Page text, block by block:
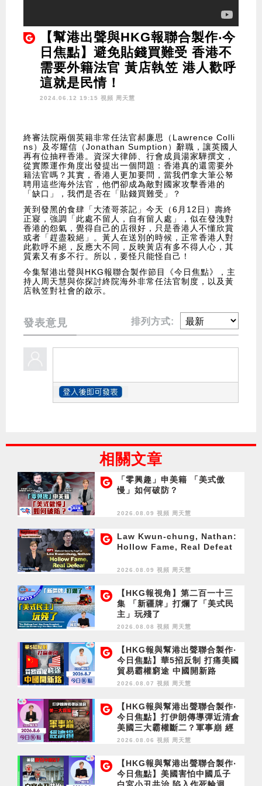
【幫港出聲與HKG報聯合製作‧今
日焦點】避免貼錢買難受 香港不
需要外籍法官 黃店執笠 港人歡呼
這就是民情！
2024.06.12 19:15 視頻 周天慧
終審法院兩個英籍非常任法官郝廉思（Lawrence Colli
ns）及岑耀信（Jonathan Sumption）辭職，讓英國人
再有位抽秤香港。資深大律師、行會成員湯家驊撰文，
從實際運作角度出發提出一個問題：香港真的還需要外
籍法官嗎？其實，香港人更加要問，當我們拿大筆公帑
聘用這些海外法官，他們卻成為敵對國家攻擊香港的
「缺口」，我們是否在「貼錢買難受」？
黃到發黑的食肆「大渣哥茶記」今天（6月12日）壽終
正寢，強調「此處不留人，自有留人處」，似在發洩對
香港的怨氣，覺得自己的店很好，只是香港人不懂欣賞
或者「趕盡殺絕」。黃人在送別的時候，正常香港人對
此歡呼不絕，反應大不同，反映黃店有多不得人心，其
質素又有多不行。所以，要怪只能怪自己！
今集幫港出聲與HKG報聯合製作節目《今日焦點》，主
持人周天慧與你探討終院海外非常任法官制度，以及黃
店執笠對社會的啟示。
發表意見 排列方式:
相關文章
「零興趣」申美籍 「美式傲
慢」如何破防？
2026.08.09 視頻 周天慧
Law Kwun-chung, Nathan:
Hollow Fame, Real Defeat
2026.08.09 視頻 周天慧
【HKG報視角】第二百一十三
集 「新疆牌」打爛了「美式民
主」玩殘了
2026.08.08 視頻 周天慧
【HKG報與幫港出聲聯合製作‧
今日焦點】華5招反制 打痛美國
貿易霸權窮途 中國開新路
2026.08.07 視頻 周天慧
【HKG報與幫港出聲聯合製作‧
今日焦點】打伊朗傳導彈近清倉
美國三大霸權斷二？軍事崩 經
濟損
2026.08.06 視頻 周天慧
【HKG報與幫港出聲聯合製作‧
今日焦點】美國害怕中國瓜子
白宮小丑共治 陷入作死輪迴